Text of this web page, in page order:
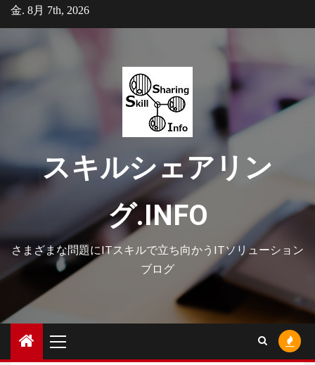
Skip
to
金. 8月 7th, 2026
スキルシェアリン
グ.INFO
さまざまな問題にITスキルで立ち向かうITソリューション
ブログ
Menu